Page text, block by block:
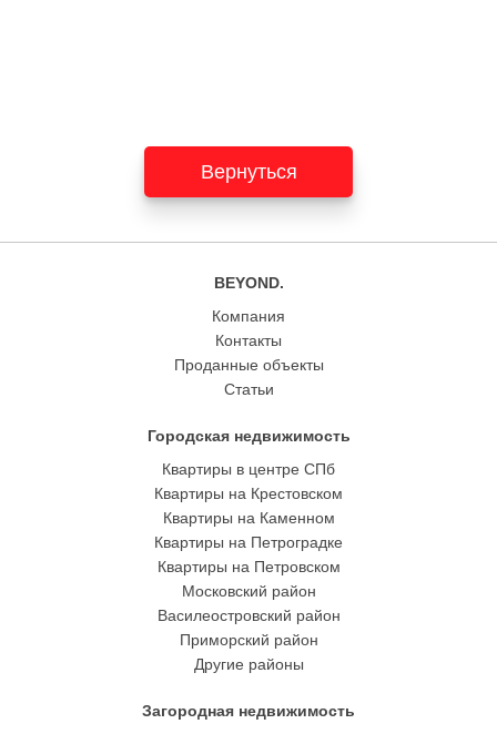
Вернуться
BEYOND.
Компания
Контакты
Проданные объекты
Статьи
Городская недвижимость
Квартиры в центре СПб
Квартиры на Крестовском
Квартиры на Каменном
Квартиры на Петроградке
Квартиры на Петровском
Московский район
Василеостровский район
Приморский район
Другие районы
Загородная недвижимость